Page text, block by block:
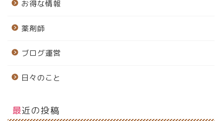
お得な情報
薬剤師
ブログ運営
日々のこと
最近の投稿